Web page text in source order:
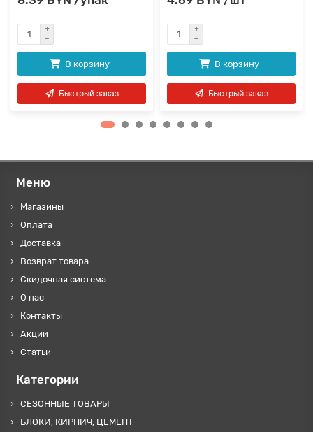
В корзину
Быстрый заказ
В корзину
Быстрый заказ
Меню
Магазины
Оплата
Доставка
Возврат товара
Скидочная система
О нас
Контакты
Акции
Статьи
Категории
СЕЗОННЫЕ ТОВАРЫ
БЛОКИ, КИРПИЧ, ЦЕМЕНТ